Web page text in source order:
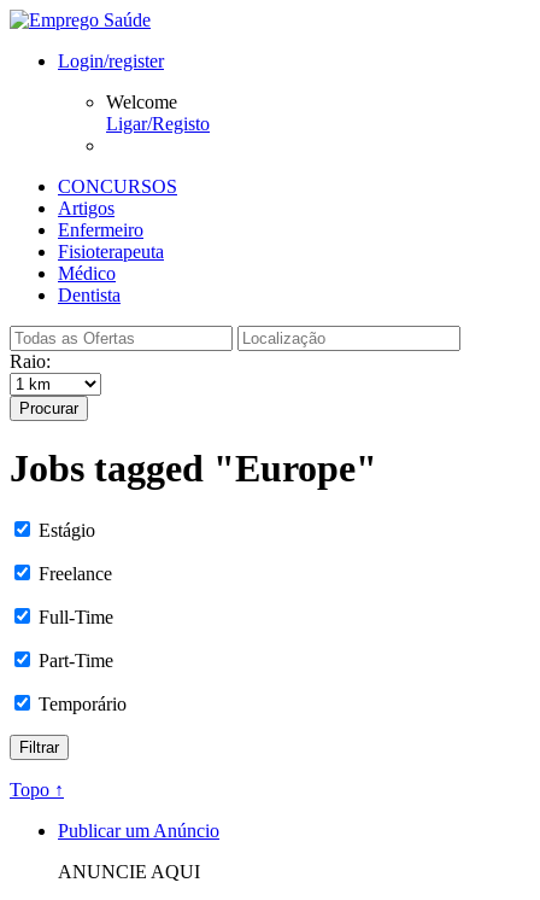
Login/register
Welcome
Ligar/Registo
CONCURSOS
Artigos
Enfermeiro
Fisioterapeuta
Médico
Dentista
Raio:
Procurar
Jobs tagged "Europe"
Estágio
Freelance
Full-Time
Part-Time
Temporário
Topo ↑
Publicar um Anúncio
ANUNCIE AQUI